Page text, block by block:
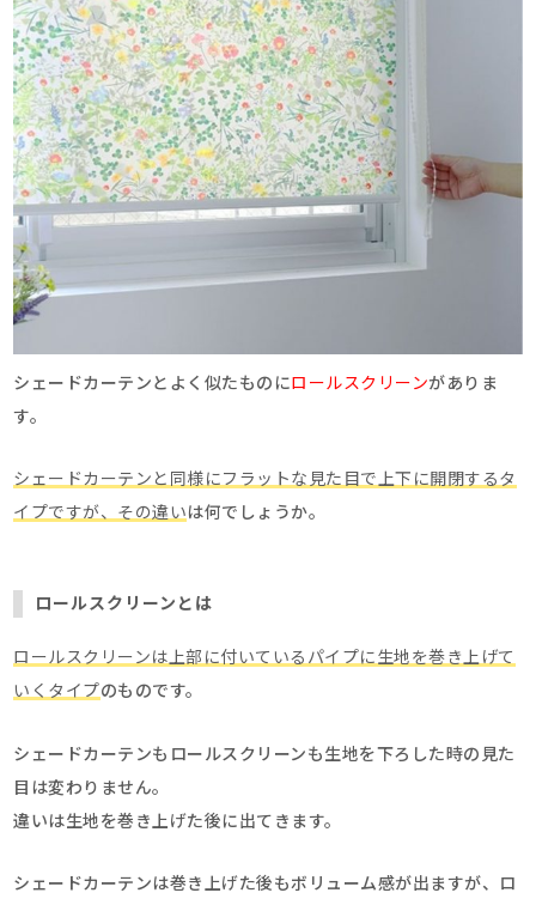
シェードカーテンとよく似たものに ロールスクリーンがありま
す。
シェードカーテンと同様にフラットな見た目で上下に開閉するタ
イプですが、その違い は何でしょうか。
ロールスクリーンとは
ロールスクリーンは上部に付いているパイプに生地を巻き上げて
いくタイプ のものです。
シェードカーテンもロールスクリーンも生地を下ろした時の見た
目は変わりません。
違いは生地を巻き上げた後に出てきます。
シェードカーテンは巻き上げた後もボリューム感が出ますが、ロ